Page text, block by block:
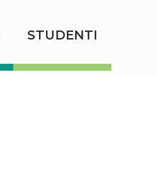
STUDENTI